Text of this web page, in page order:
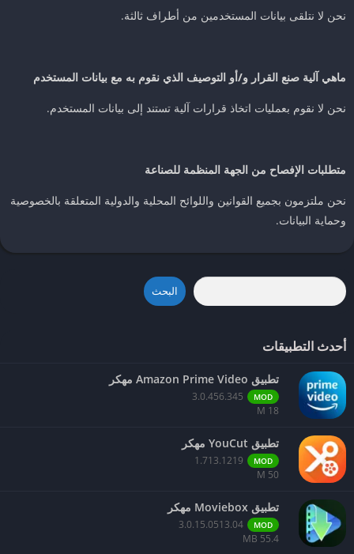
نحن لا نتلقى بيانات المستخدمين من أطراف ثالثة.
ماهي آلية صنع القرار و/أو التوصيف الذي نقوم به مع بيانات المستخدم
نحن لا نقوم بعمليات اتخاذ قرارات آلية تستند إلى بيانات المستخدم.
متطلبات الإفصاح من الجهة المنظمة للصناعة
نحن ملتزمون بجميع القوانين واللوائح المحلية والدولية المتعلقة بالخصوصية
وحماية البيانات.
البحث
أحدث التطبيقات
تطبيق Amazon Prime Video مهكر
MOD
3.0.456.345
18 M
تطبيق YouCut مهكر
MOD
1.713.1219
50 M
تطبيق Moviebox مهكر
MOD
3.0.15.0513.04
55.4 MB